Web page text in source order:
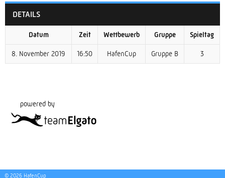
DETAILS
Datum Zeit Wettbewerb Gruppe Spieltag
8. November 2019 16:50 HafenCup Gruppe B 3
powered by
© 2026 HafenCup